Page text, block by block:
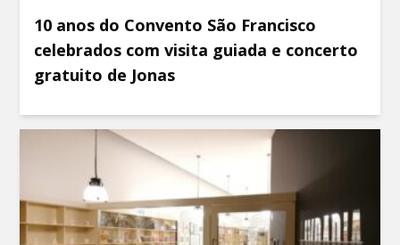
10 anos do Convento São Francisco
celebrados com visita guiada e concerto
gratuito de Jonas